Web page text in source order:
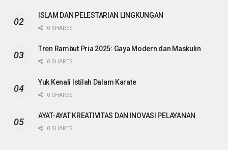
ISLAM DAN PELESTARIAN LINGKUNGAN
0 SHARES
Tren Rambut Pria 2025: Gaya Modern dan Maskulin
0 SHARES
Yuk Kenali Istilah Dalam Karate
0 SHARES
AYAT-AYAT KREATIVITAS DAN INOVASI PELAYANAN
0 SHARES